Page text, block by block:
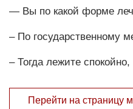
— Вы по какой форме
– По государственному
– Тогда лежите
Перейти на страницу